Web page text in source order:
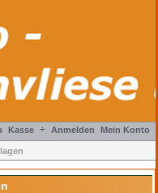
Kasse ÷ Anmelden Mein Konto